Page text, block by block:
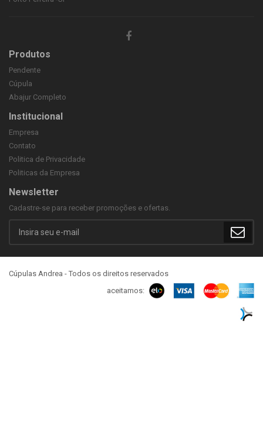
Produtos
Pendente
Cúpula
Abajur Completo
Institucional
Empresa
Contato
Politica de Privacidade
Politicas da Empresa
Newsletter
Cadastre-se para receber promoções e ofertas.
Cúpulas Andrea - Todos os direitos reservados
aceitamos: